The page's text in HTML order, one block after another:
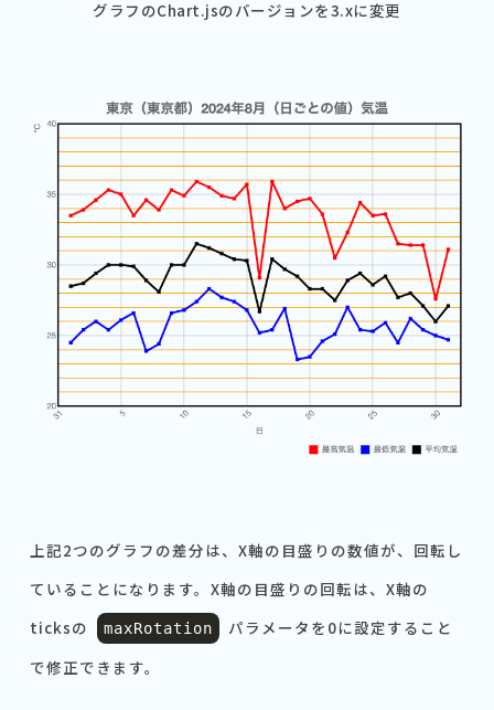
グラフのChart.jsのバージョンを3.xに変更
上記2つのグラフの差分は、X軸の目盛りの数値が、回転し
ていることになります。X軸の目盛りの回転は、X軸の
ticksの
maxRotation
パラメータを0に設定すること
で修正できます。